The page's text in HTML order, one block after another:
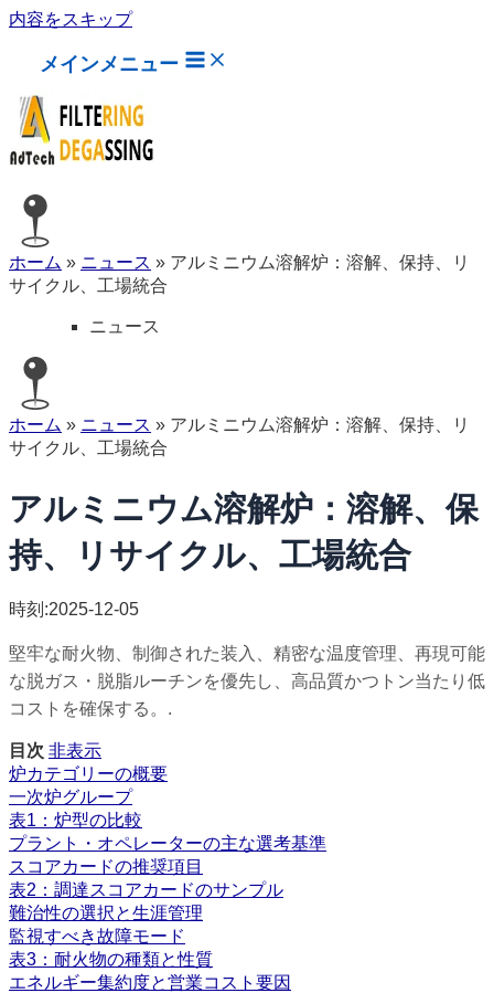
内容をスキップ
メインメニュー
ホーム » ニュース » アルミニウム溶解炉：溶解、保持、リ
サイクル、工場統合
ニュース
ホーム » ニュース » アルミニウム溶解炉：溶解、保持、リ
サイクル、工場統合
アルミニウム溶解炉：溶解、保
持、リサイクル、工場統合
時刻:2025-12-05
堅牢な耐火物、制御された装入、精密な温度管理、再現可能
な脱ガス・脱脂ルーチンを優先し、高品質かつトン当たり低
コストを確保する。.
目次 非表示
炉カテゴリーの概要
一次炉グループ
表1：炉型の比較
プラント・オペレーターの主な選考基準
スコアカードの推奨項目
表2：調達スコアカードのサンプル
難治性の選択と生涯管理
監視すべき故障モード
表3：耐火物の種類と性質
エネルギー集約度と営業コスト要因